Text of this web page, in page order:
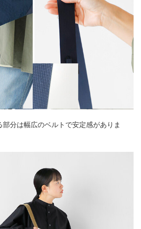
部分は幅広のベルトで安定感がありま